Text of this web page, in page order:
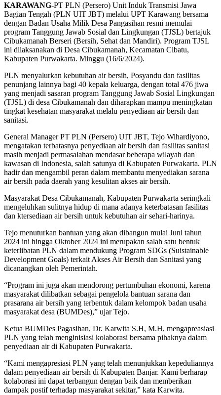
KARAWANG-PT PLN (Persero) Unit Induk Transmisi Jawa
Bagian Tengah (PLN UIT JBT) melalui UPT Karawang bersama
dengan Badan Usaha Milik Desa Pangasihan resmi memulai
program Tanggung Jawab Sosial dan Lingkungan (TJSL) bertajuk
Cibukamanah Berseri (Bersih, Sehat dan Mandiri). Program TJSL
ini dilaksanakan di Desa Cibukamanah, Kecamatan Cibatu,
Kabupaten Purwakarta. Minggu (16/6/2024).
PLN menyalurkan kebutuhan air bersih, Posyandu dan fasilitas
penunjang lainnya bagi 40 kepala keluarga, dengan total 476 jiwa
yang menjadi sasaran program Tanggung Jawab Sosial Lingkungan
(TJSL) di desa Cibukamanah dan diharapkan mampu meningkatan
tingkat kesehatan masyarakat melalu penyediaan air bersih dan
sanitasi.
General Manager PT PLN (Persero) UIT JBT, Tejo Wihardiyono,
mengatakan terbatasnya penyediaan air bersih dan fasilitas sanitasi
masih menjadi permasalahan mendasar beberapa wilayah dan
kawasan di Indonesia, salah satunya di Kabupaten Purwakarta. PLN
hadir dan mengambil peran dalam membantu menyediakan sarana
air bersih pada daerah yang kesulitan akses air bersih.
Masyarakat Desa Cibukamanah, Kabupaten Purwakarta seringkali
mengeluhkan sulitnya hidup di mana adanya keterbatasan fasilitas
dan ktersediaan air bersih untuk kebutuhan air sehari-harinya.
Tejo menuturkan bantuan yang akan dibangun mulai Juni tahun
2024 ini hingga Oktober 2024 ini merupakan salah satu bentuk
keterlibatan PLN dalam mendukung Program SDGs (Suistainable
Development Goals) terkait Akses Air Bersih dan Sanitasi yang
dicanangkan oleh Pemerintah.
“Program ini juga akan mendorong pertumbuhan ekonomi, karena
masyarakat dilibatkan sebagai pengelola bantuan sarana dan
prasarana air bersih yang terbentuk dalam kelompok badan usaha
masyarakat desa (BUMDes),” ujar Tejo.
Ketua BUMDes Pagasihan, Dr. Karwita S.H, M.H, mengapreasiasi
PLN yang telah menginisiasi kolaborasi bersama pihaknya dalam
penyediaan air di Kabupaten Purwakarta.
“Kami mengapresiasi PLN yang telah menunjukkan kepeduliannya
dalam penyediaan air bersih di Kabupaten Banjar. Kami berharap
kolaborasi ini dapat terbangun dengan baik dan memberikan
dampak postif terhadap masyarakat sekitar,” kata Karwita.